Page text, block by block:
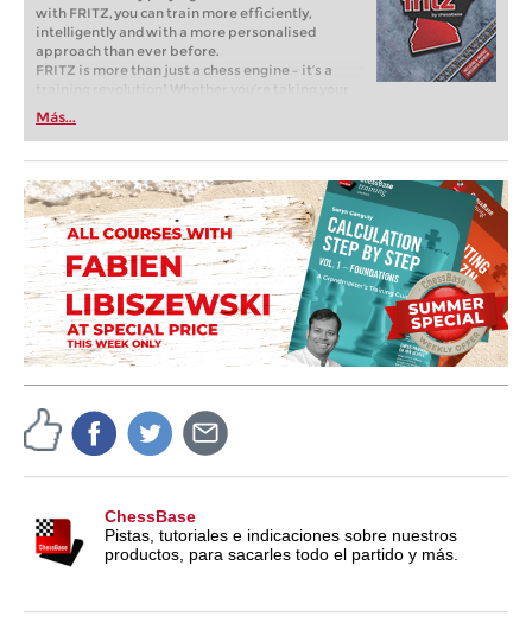
with FRITZ, you can train more efficiently,
intelligently and with a more personalised
approach than ever before.
FRITZ is more than just a chess engine – it’s a
training revolution! Whether you’re taking your
first steps into the world of club chess, or already
playing at a tournament level: with FRITZ, you can
train more efficiently, intelligently and with a
more personalised approach than ever before.
Más...
ChessBase
Pistas, tutoriales e indicaciones sobre nuestros
productos, para sacarles todo el partido y más.